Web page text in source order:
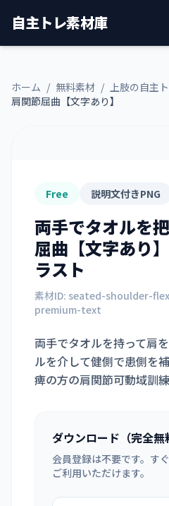
自主トレ素材庫
ホーム / 無料素材 / 上肢の自主
肩関節屈曲【文字あり】
Free 説明文付きPNG
両手でタオルを
屈曲【文字あり】
ラスト
素材ID: seated-shoulder-
premium-text
両手でタオルを持って肩
ルを介して健側で患側を
痺の方の肩関節可動域訓練
ダウンロード（完全無
会員登録は不要です。す
ご利用いただけます。